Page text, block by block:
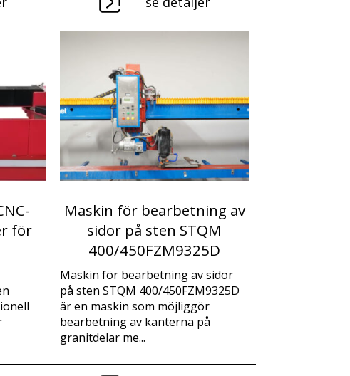
för
Maskin för bearbetning av
sidor på sten STQM
400/450FZM9325D
Maskin för bearbetning av sidor
på sten STQM 400/450FZM9325D
är en maskin som möjliggör
bearbetning av kanterna på
granitdelar me...